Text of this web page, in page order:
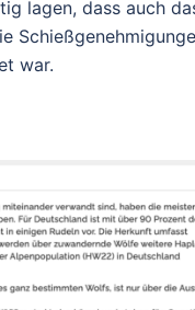
lagen, dass auch
war.